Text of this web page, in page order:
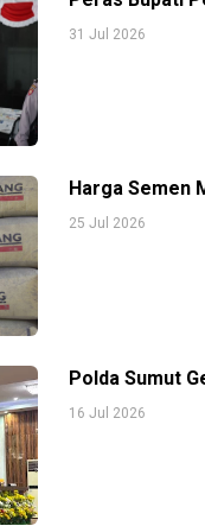
31 Jul 2026
Harga Semen
25 Jul 2026
Polda Sumut
16 Jul 2026